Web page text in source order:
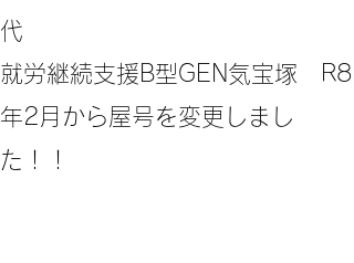
代
​就労継続支援B型GEN気宝塚 R8
年2月から屋号を変更しまし
た！！